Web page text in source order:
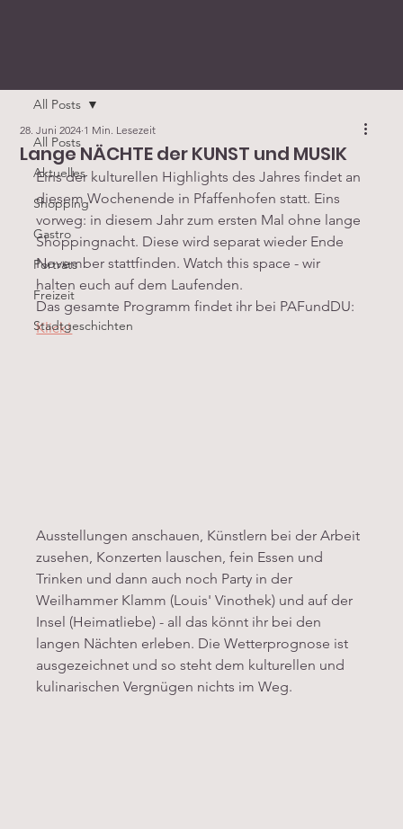
All Posts
Aktuelles
Shopping
Gastro
Porträts
Freizeit
Stadtgeschichten
All Posts
Lange NÄCHTE der KUNST und MUSIK
28. Juni 2024 1 Min. Lesezeit
Eins der kulturellen Highlights des Jahres findet an
diesem Wochenende in Pfaffenhofen statt. Eins
vorweg: in diesem Jahr zum ersten Mal ohne lange
Shoppingnacht. Diese wird separat wieder Ende
November stattfinden. Watch this space - wir
halten euch auf dem Laufenden.
Das gesamte Programm findet ihr bei PAFundDU:
Klick!
Ausstellungen anschauen, Künstlern bei der Arbeit
zusehen, Konzerten lauschen, fein Essen und
Trinken und dann auch noch Party in der
Weilhammer Klamm (Louis' Vinothek) und auf der
Insel (Heimatliebe) - all das könnt ihr bei den
langen Nächten erleben. Die Wetterprognose ist
ausgezeichnet und so steht dem kulturellen und
kulinarischen Vergnügen nichts im Weg.